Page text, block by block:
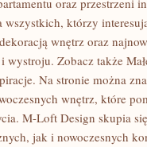
oraz przestrzeni
wszystkich, którzy
wnętrz oraz
wystroju. Zobacz także
Na stronie można
wnętrz, które
M-Loft Design skupia
jak i nowoczesnych